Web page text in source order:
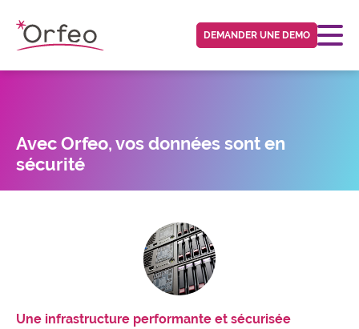
DEMANDER UNE DEMO
Avec Orfeo, vos données sont en
sécurité
Une infrastructure performante et sécurisée